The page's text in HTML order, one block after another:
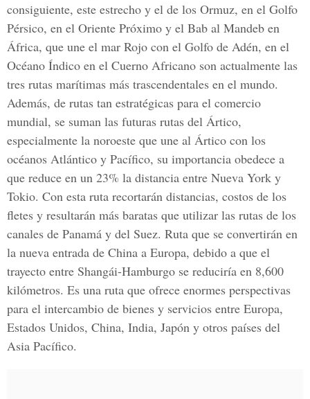
consiguiente, este estrecho y el de los Ormuz, en el Golfo
Pérsico, en el Oriente Próximo y el Bab al Mandeb en
África, que une el mar Rojo con el Golfo de Adén, en el
Océano Índico en el Cuerno Africano son actualmente las
tres rutas marítimas más trascendentales en el mundo.
Además, de rutas tan estratégicas para el comercio
mundial, se suman las futuras rutas del Ártico,
especialmente la noroeste que une al Ártico con los
océanos Atlántico y Pacífico, su importancia obedece a
que reduce en un 23% la distancia entre Nueva York y
Tokio. Con esta ruta recortarán distancias, costos de los
fletes y resultarán más baratas que utilizar las rutas de los
canales de Panamá y del Suez. Ruta que se convertirán en
la nueva entrada de China a Europa, debido a que el
trayecto entre Shangái-Hamburgo se reduciría en 8,600
kilómetros. Es una ruta que ofrece enormes perspectivas
para el intercambio de bienes y servicios entre Europa,
Estados Unidos, China, India, Japón y otros países del
Asia Pacífico.